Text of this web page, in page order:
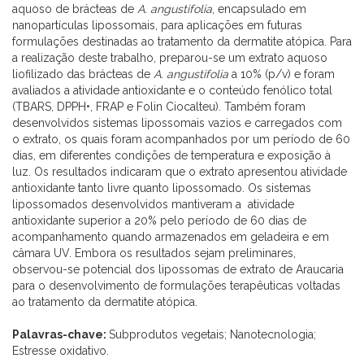
aquoso de brácteas de A. angustifolia , encapsulado em
nanopartículas lipossomais, para aplicações em futuras
formulações destinadas ao tratamento da dermatite atópica.
Para
a realização deste trabalho, preparou-se um extrato aquoso
liofilizado das brácteas de A. angustifolia a 10% (p/v) e foram
avaliados a atividade antioxidante e o conteúdo fenólico total
(TBARS, DPPH•, FRAP e Folin Ciocalteu). Também foram
desenvolvidos sistemas lipossomais vazios e carregados com
o extrato, os quais foram acompanhados por um período de 60
dias, em diferentes condições de temperatura e exposição à
luz. Os resultados indicaram que o extrato apresentou atividade
antioxidante tanto livre quanto lipossomado. Os sistemas
lipossomados desenvolvidos mantiveram a atividade
antioxidante superior a 20% pelo período de 60 dias de
acompanhamento quando armazenados em geladeira e em
câmara UV. Embora os resultados sejam preliminares,
observou-se potencial dos lipossomas de extrato de Araucaria
para o desenvolvimento de formulações terapêuticas voltadas
ao tratamento da dermatite atópica.
Palavras-chave: Subprodutos vegetais; Nanotecnologia;
Estresse oxidativo.